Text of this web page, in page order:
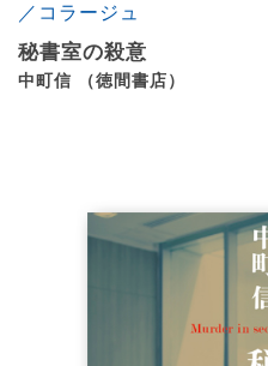
／コラージュ
秘書室の殺意
中町信 （徳間書店）